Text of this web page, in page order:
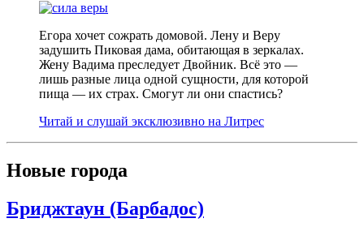
Егора хочет сожрать домовой. Лену и Веру
задушить Пиковая дама, обитающая в зеркалах.
Жену Вадима преследует Двойник. Всё это —
лишь разные лица одной сущности, для которой
пища — их страх. Смогут ли они спастись?
Читай и слушай эксклюзивно на Литрес
Новые города
Бриджтаун (Барбадос)